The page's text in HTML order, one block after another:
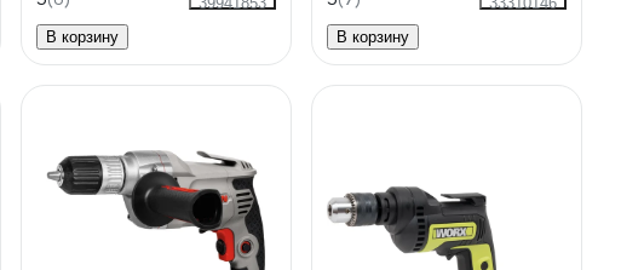
В корзину
В корзину